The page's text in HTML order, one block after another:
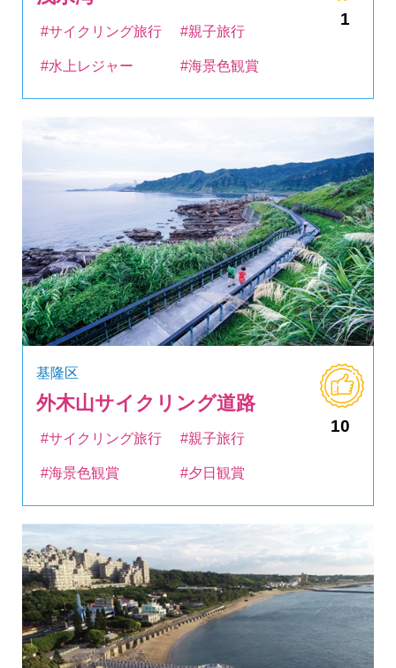
1
#サイクリング旅行 #親子旅行
#水上レジャー #海景色観賞
基隆区
外木山サイクリング道路
10
#サイクリング旅行 #親子旅行
#海景色観賞 #夕日観賞